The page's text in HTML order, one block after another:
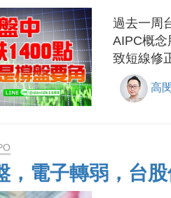
過去一周
AIPC概
致短線修
高
，電子轉弱，台